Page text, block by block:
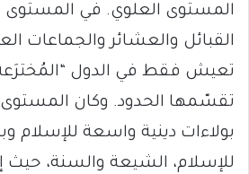
المستوى العلوي. في المستوى
القبائل والعشائر والجماعات
تعيش فقط في الدول
تقسّمها الحدود. وكان المستوى
بولاءات دينية واسعة للإسلام
للإسلام، الشيعة والسنة،